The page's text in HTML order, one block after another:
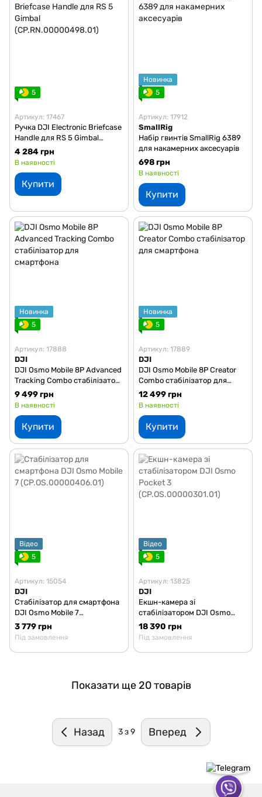
5
Артикул: 17467
Ручка DJI Electronic Briefcase
Handle для RS 5 Gimbal
(CP.RN.00000498.01)
4 284 грн
В наявності
Купити
Новинка
5
Артикул: 17912
SmallRig
Набір гвинтів SmallRig 6389
для накамерних аксесуарів
698 грн
В наявності
Купити
Новинка
5
Артикул: 17888
DJI
DJI Osmo Mobile 8P Advanced
Tracking Combo стабілізатор
для смартфона
9 499 грн
В наявності
Купити
Новинка
5
Артикул: 17889
DJI
DJI Osmo Mobile 8P Creator
Combo стабілізатор для
смартфона
12 499 грн
В наявності
Купити
Відео
5
Артикул: 15054
DJI
Стабілізатор для смартфона
DJI Osmo Mobile 7
(CP.OS.00000406.01)
3 779 грн
Під замовлення
Відео
5
Артикул: 13825
DJI
Екшн-камера зі
стабілізатором DJI Osmo
Pocket 3 (CP.OS.00000301.01)
18 390 грн
Під замовлення
Показати ще 20 товарів
Назад 3з 9 Вперед